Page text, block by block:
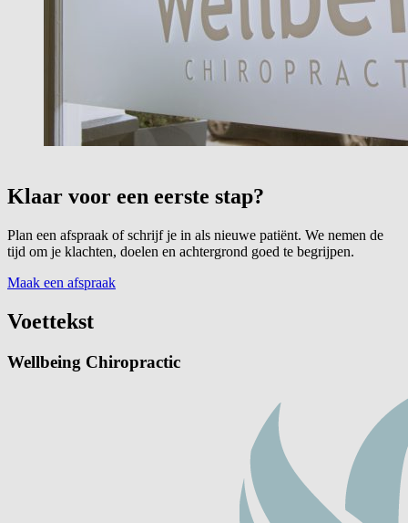
Klaar voor een eerste stap?
Plan een afspraak of schrijf je in als nieuwe patiënt. We nemen de
tijd om je klachten, doelen en achtergrond goed te begrijpen.
Maak een afspraak
Voettekst
Wellbeing Chiropractic